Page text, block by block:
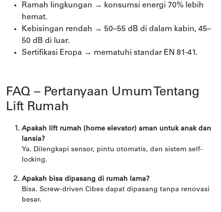
Ramah lingkungan → konsumsi energi 70% lebih
hemat.
Kebisingan rendah → 50–55 dB di dalam kabin, 45–
50 dB di luar.
Sertifikasi Eropa → mematuhi standar EN 81-41.
FAQ – Pertanyaan Umum Tentang
Lift Rumah
Apakah lift rumah (home elevator) aman untuk anak dan
lansia?
Ya. Dilengkapi sensor, pintu otomatis, dan sistem self-
locking.
Apakah bisa dipasang di rumah lama?
Bisa. Screw-driven Cibes dapat dipasang tanpa renovasi
besar.